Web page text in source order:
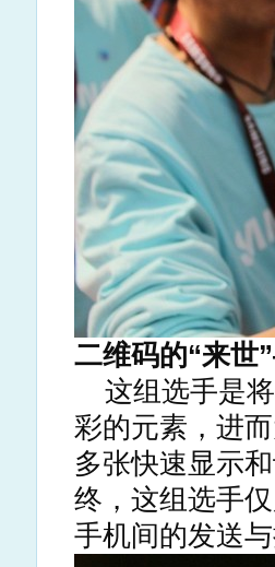
二维码的“来
这组选手是将
彩的元素，进
多张快速显示
终，这组选手
手机间的发送